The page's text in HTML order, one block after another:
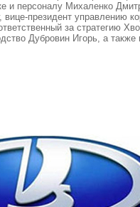
и персоналу Михаленко
президент управлению
за стратегию
Дубровин Игорь, а